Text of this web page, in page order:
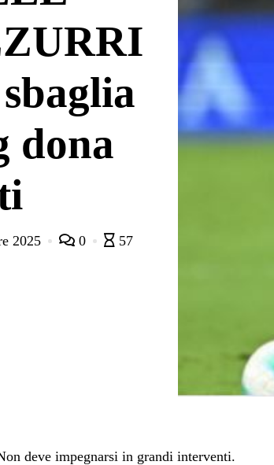
dona
2025 0
57
deve impegnarsi in grandi interventi.